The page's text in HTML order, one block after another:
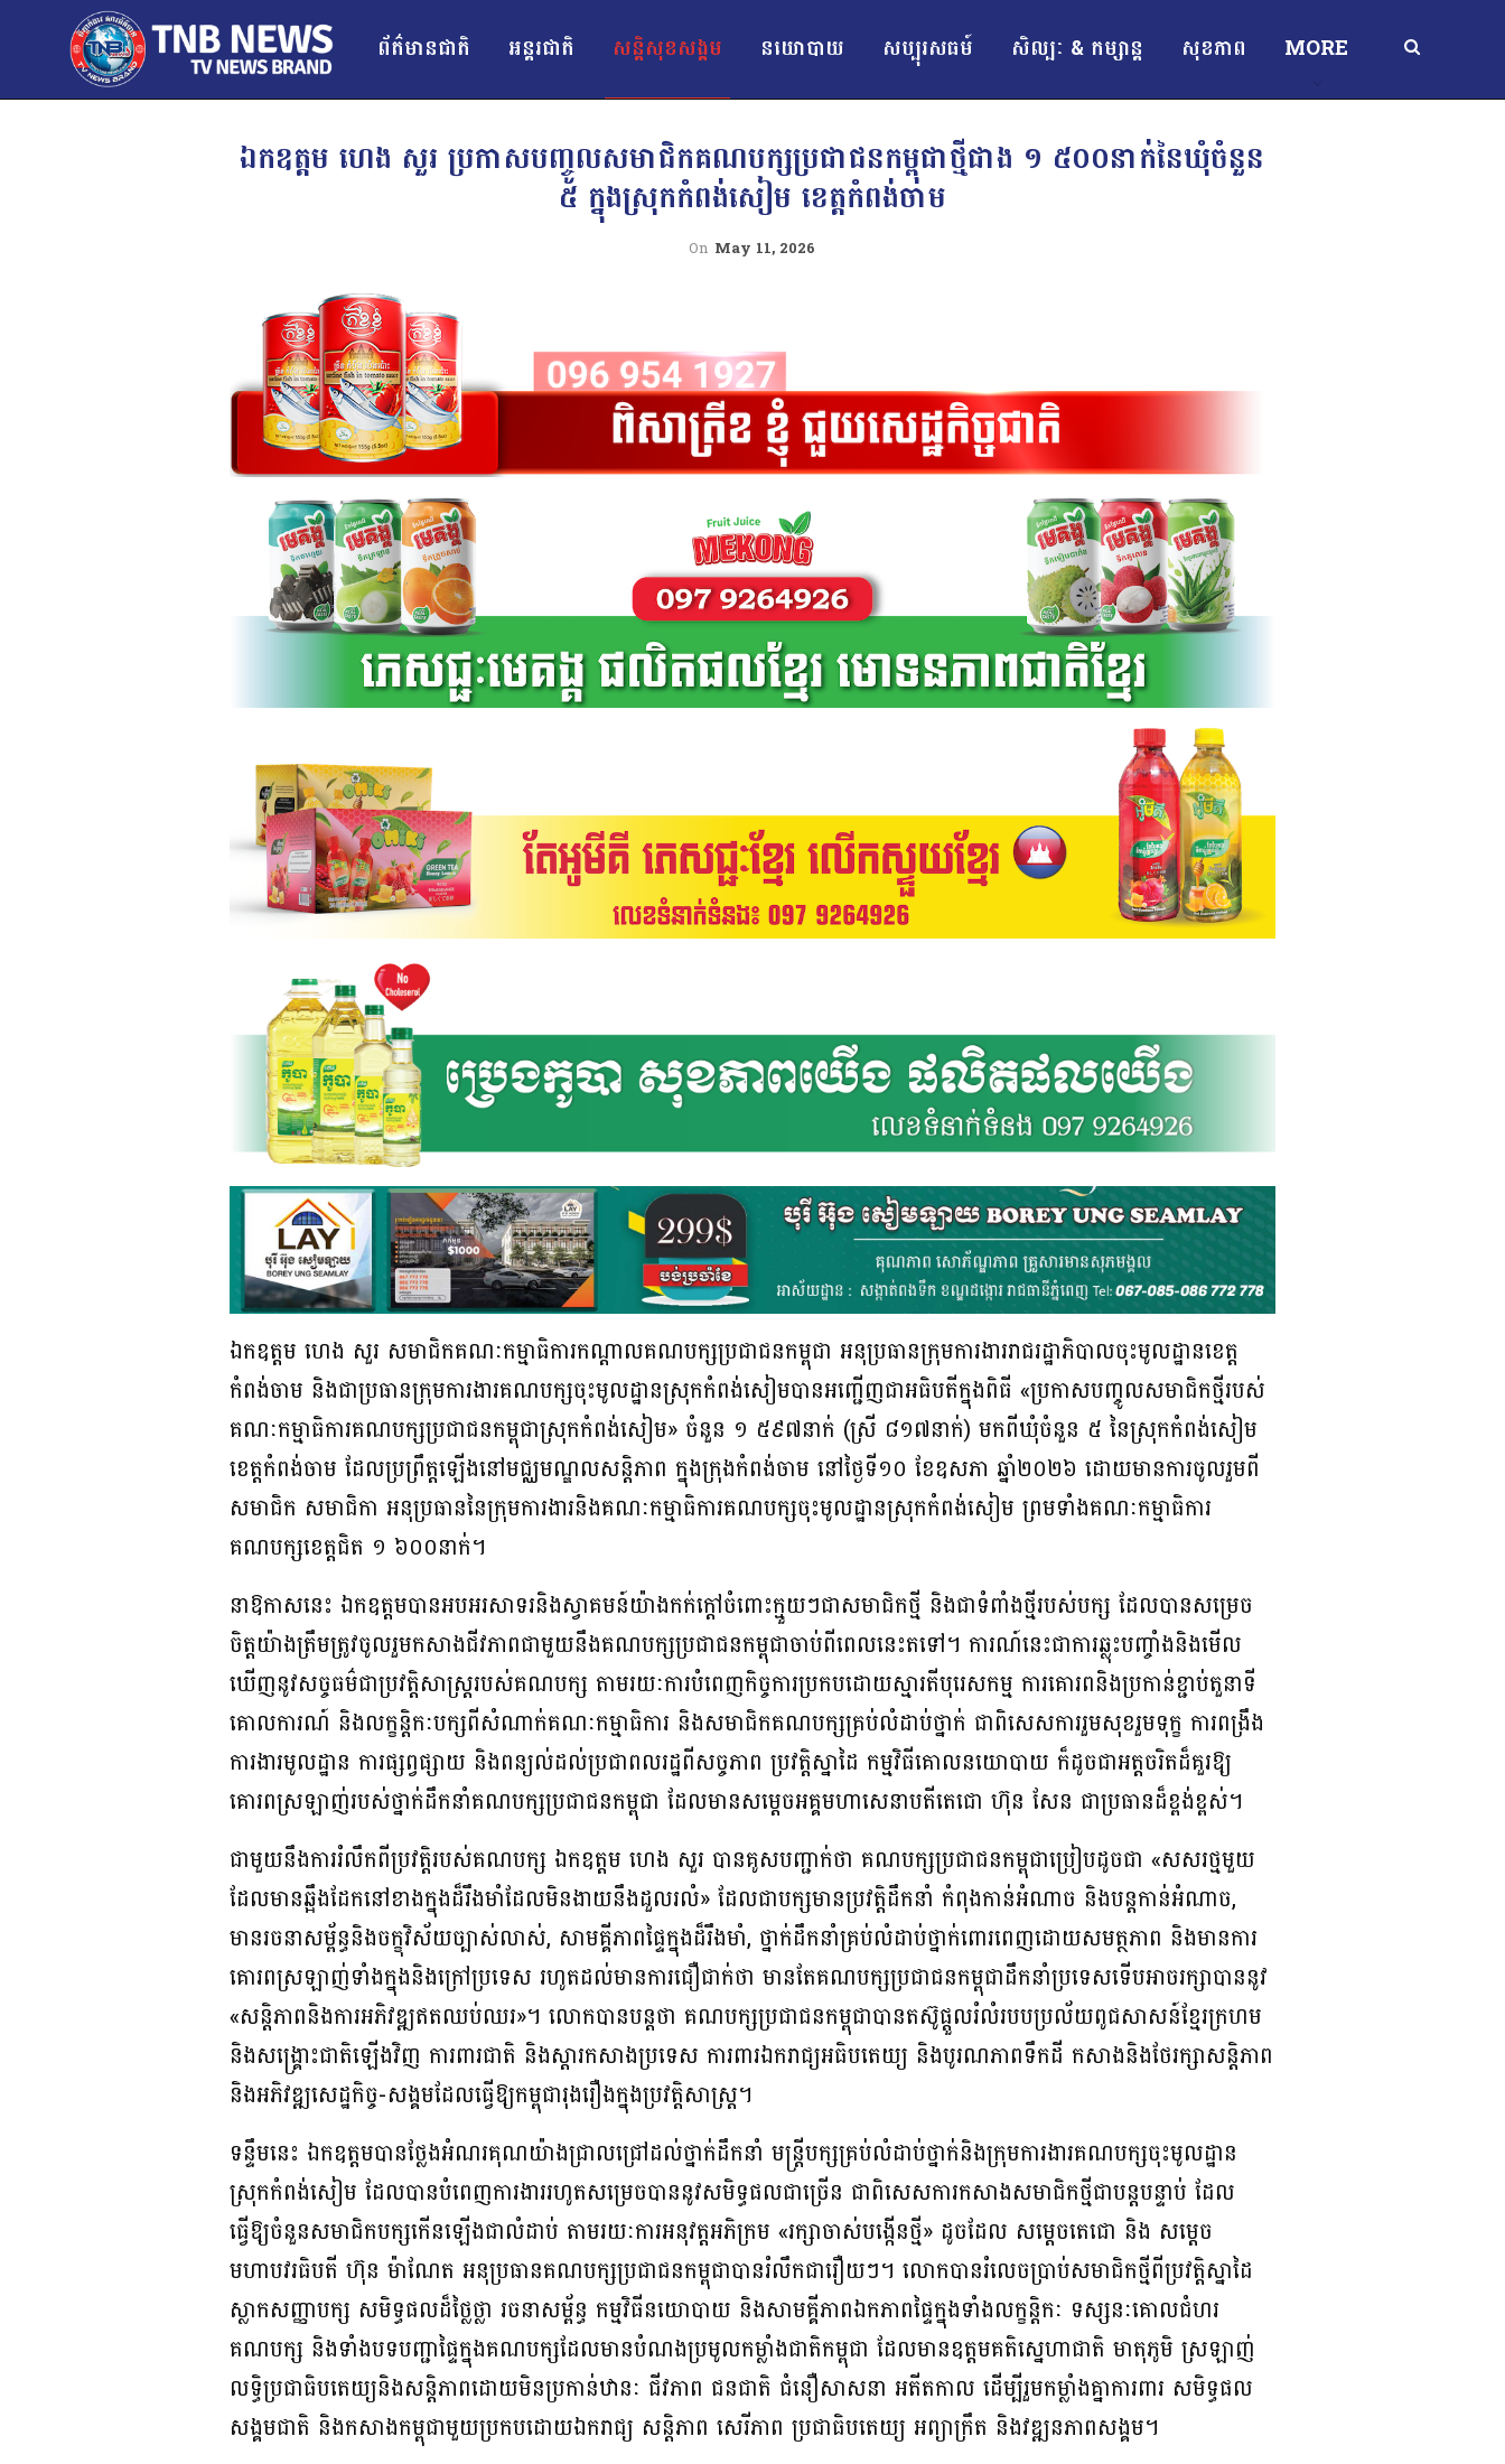
ព័ត៌មានជាតិ អន្ដរជាតិ សន្តិសុខសង្គម នយោបាយ សប្បុរសធម៍ សិល្បៈ & កម្សាន្ត សុខភាព MORE
ឯកឧត្តម ហេង សួរ ប្រកាសបញ្ចូលសមាជិកគណបក្សប្រជាជនកម្ពុជាថ្មីជាង ១ ៥០០នាក់នៃឃុំចំនួន
៥ ក្នុងស្រុកកំពង់សៀម ខេត្តកំពង់ចាម
On May 11, 2026
ឯកឧត្តម ហេង សួរ សមាជិកគណៈកម្មាធិការកណ្ដាលគណបក្សប្រជាជនកម្ពុជា អនុប្រធានក្រុមការងាររាជរដ្ឋាភិបាលចុះមូលដ្ឋានខេត្ត
កំពង់ចាម និងជាប្រធានក្រុមការងារគណបក្សចុះមូលដ្ឋានស្រុកកំពង់សៀមបានអញ្ជើញជាអធិបតីក្នុងពិធី «ប្រកាសបញ្ចូលសមាជិកថ្មីរបស់
គណៈកម្មាធិការគណបក្សប្រជាជនកម្ពុជាស្រុកកំពង់សៀម» ចំនួន ១ ៥៩៧នាក់ (ស្រី ៨១៧នាក់) មកពីឃុំចំនួន ៥ នៃស្រុកកំពង់សៀម
ខេត្តកំពង់ចាម ដែលប្រព្រឹត្តឡើងនៅមជ្ឈមណ្ឌលសន្តិភាព ក្នុងក្រុងកំពង់ចាម នៅថ្ងៃទី១០ ខែឧសភា ឆ្នាំ២០២៦ ដោយមានការចូលរួមពី
សមាជិក សមាជិកា អនុប្រធាននៃក្រុមការងារនិងគណៈកម្មាធិការគណបក្សចុះមូលដ្ឋានស្រុកកំពង់សៀម ព្រមទាំងគណៈកម្មាធិការ
គណបក្សខេត្តជិត ១ ៦០០នាក់។
នាឱកាសនេះ ឯកឧត្តមបានអបអរសាទរនិងស្វាគមន៍យ៉ាងកក់ក្តៅចំពោះក្មួយៗជាសមាជិកថ្មី និងជាទំពាំងថ្មីរបស់បក្ស ដែលបានសម្រេច
ចិត្តយ៉ាងត្រឹមត្រូវចូលរួមកសាងជីវភាពជាមួយនឹងគណបក្សប្រជាជនកម្ពុជាចាប់ពីពេលនេះតទៅ។ ការណ៍នេះជាការឆ្លុះបញ្ចាំងនិងមើល
ឃើញនូវសច្ចធម៌ជាប្រវត្តិសាស្ត្ររបស់គណបក្ស តាមរយៈការបំពេញកិច្ចការប្រកបដោយស្មារតីបុរេសកម្ម ការគោរពនិងប្រកាន់ខ្ជាប់តួនាទី
គោលការណ៍ និងលក្ខនិ្តកៈបក្សពីសំណាក់គណៈកម្មាធិការ និងសមាជិកគណបក្សគ្រប់លំដាប់ថ្នាក់ ជាពិសេសការរួមសុខរួមទុក្ខ ការពង្រឹង
ការងារមូលដ្ឋាន ការផ្សព្វផ្សាយ និងពន្យល់ដល់ប្រជាពលរដ្ឋពីសច្ចភាព ប្រវត្តិស្នាដៃ កម្មវិធីគោលនយោបាយ ក៏ដូចជាអត្តចរិតដ៏គួរឱ្យ
គោរពស្រឡាញ់របស់ថ្នាក់ដឹកនាំគណបក្សប្រជាជនកម្ពុជា ដែលមានសម្តេចអគ្គមហាសេនាបតីតេជោ ហ៊ុន សែន ជាប្រធានដ៏ខ្ពង់ខ្ពស់។
ជាមួយនឹងការរំលឹកពីប្រវត្តិរបស់គណបក្ស ឯកឧត្តម ហេង សួរ បានគូសបញ្ជាក់ថា គណបក្សប្រជាជនកម្ពុជាប្រៀបដូចជា «សសរថ្មមួយ
ដែលមានឆ្អឹងដែកនៅខាងក្នុងដ៏រឹងមាំដែលមិនងាយនឹងដួលរលំ» ដែលជាបក្សមានប្រវត្តិដឹកនាំ កំពុងកាន់អំណាច និងបន្តកាន់អំណាច,
មានរចនាសម្ព័ន្ធនិងចក្ខុវិស័យច្បាស់លាស់, សាមគ្គីភាពផ្ទៃក្នុងដ៏រឹងមាំ, ថ្នាក់ដឹកនាំគ្រប់លំដាប់ថ្នាក់ពោរពេញដោយសមត្ថភាព និងមានការ
គោរពស្រឡាញ់ទាំងក្នុងនិងក្រៅប្រទេស រហូតដល់មានការជឿជាក់ថា មានតែគណបក្សប្រជាជនកម្ពុជាដឹកនាំប្រទេសទើបអាចរក្សាបាននូវ
«សន្តិភាពនិងការអភិវឌ្ឍឥតឈប់ឈរ»។ លោកបានបន្តថា គណបក្សប្រជាជនកម្ពុជាបានតស៊ូផ្ដួលរំលំរបបប្រល័យពូជសាសន៍ខ្មែរក្រហម
និងសង្គ្រោះជាតិឡើងវិញ ការពារជាតិ និងស្តារកសាងប្រទេស ការពារឯករាជ្យអធិបតេយ្យ និងបូរណភាពទឹកដី កសាងនិងថែរក្សាសន្តិភាព
និងអភិវឌ្ឍសេដ្ឋកិច្ច-សង្គមដែលធ្វើឱ្យកម្ពុជារុងរឿងក្នុងប្រវតិ្តសាស្ត្រ។
ទន្ទឹមនេះ ឯកឧត្តមបានថ្លែងអំណរគុណយ៉ាងជ្រាលជ្រៅដល់ថ្នាក់ដឹកនាំ មន្រ្តីបក្សគ្រប់លំដាប់ថ្នាក់និងក្រុមការងារគណបក្សចុះមូលដ្ឋាន
ស្រុកកំពង់សៀម ដែលបានបំពេញការងាររហូតសម្រេចបាននូវសមិទ្ធផលជាច្រើន ជាពិសេសការកសាងសមាជិកថ្មីជាបន្តបន្ទាប់ ដែល
ធ្វើឱ្យចំនួនសមាជិកបក្សកើនឡើងជាលំដាប់ តាមរយៈការអនុវត្តអភិក្រម «រក្សាចាស់បង្កើនថ្មី» ដូចដែល សម្តេចតេជោ និង សម្តេច
មហាបវរធិបតី ហ៊ុន ម៉ាណែត អនុប្រធានគណបក្សប្រជាជនកម្ពុជាបានរំលឹកជារឿយៗ។ លោកបានរំលេចប្រាប់សមាជិកថ្មីពីប្រវត្តិស្នាដៃ
ស្លាកសញ្ញាបក្ស សមិទ្ធផលដ៏ថ្លៃថ្លា រចនាសម្ព័ន្ធ កម្មវិធីនយោបាយ និងសាមគ្គីភាពឯកភាពផ្ទៃក្នុងទាំងលក្ខន្តិកៈ ទស្សនៈគោលជំហរ
គណបក្ស និងទាំងបទបញ្ជាផ្ទៃក្នុងគណបក្សដែលមានបំណងប្រមូលកម្លាំងជាតិកម្ពុជា ដែលមានឧត្តមគតិស្នេហាជាតិ មាតុភូមិ ស្រឡាញ់
លទ្ធិប្រជាធិបតេយ្យនិងសន្តិភាពដោយមិនប្រកាន់ឋានៈ ជីវភាព ជនជាតិ ជំនឿសាសនា អតីតកាល ដើម្បីរួមកម្លាំងគ្នាការពារ សមិទ្ធផល
សង្គមជាតិ និងកសាងកម្ពុជាមួយប្រកបដោយឯករាជ្យ សន្តិភាព សេរីភាព ប្រជាធិបតេយ្យ អព្យាក្រឹត និងវឌ្ឍនភាពសង្គម។